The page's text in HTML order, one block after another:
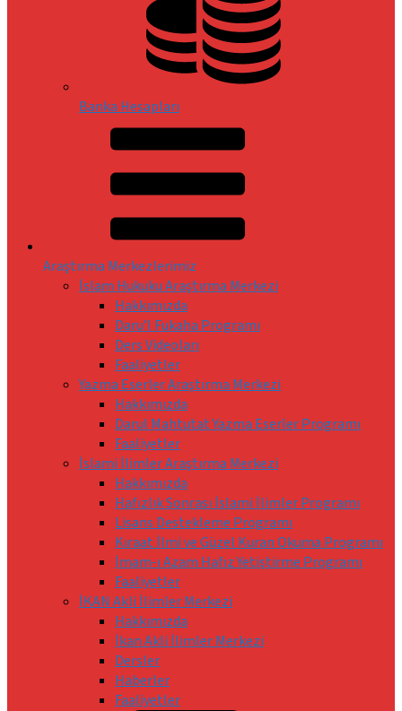
Banka Hesapları
Araştırma Merkezlerimiz
İslam Hukuku Araştırma Merkezi
Hakkımızda
Daru’l Fukaha Programı
Ders Videoları
Faaliyetler
Yazma Eserler Araştırma Merkezi
Hakkımızda
Darul Mahtutat Yazma Eserler Programı
Faaliyetler
İslami İlimler Araştırma Merkezi
Hakkımızda
Hafızlık Sonrası İslami İlimler Programı
Lisans Destekleme Programı
Kıraat İlmi ve Güzel Kuran Okuma Programı
İmam-ı Azam Hafız Yetiştirme Programı
Faaliyetler
İKAN Akli İlimler Merkezi
Hakkımızda
İkan Akli İlimler Merkezi
Dersler
Haberler
Faaliyetler